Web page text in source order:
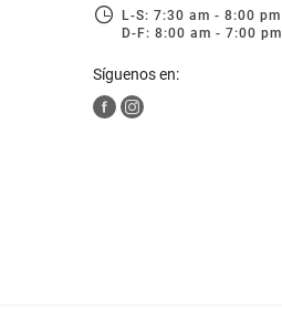
L-S: 7:30 am - 8:00 pm
D-F: 8:00 am - 7:00 pm
Síguenos en: